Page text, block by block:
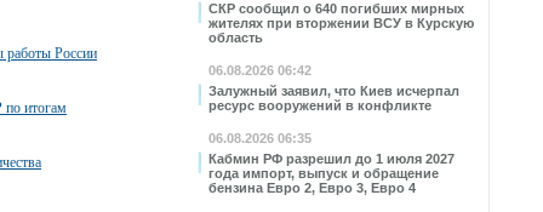
СКР сообщил о 640 погибших мирных
жителях при вторжении ВСУ в Курскую
область
06.08.2026 06:42
Залужный заявил, что Киев исчерпал
ресурс вооружений в конфликте
06.08.2026 06:35
Кабмин РФ разрешил до 1 июля 2027
года импорт, выпуск и обращение
бензина Евро 2, Евро 3, Евро 4
работы России
итогам